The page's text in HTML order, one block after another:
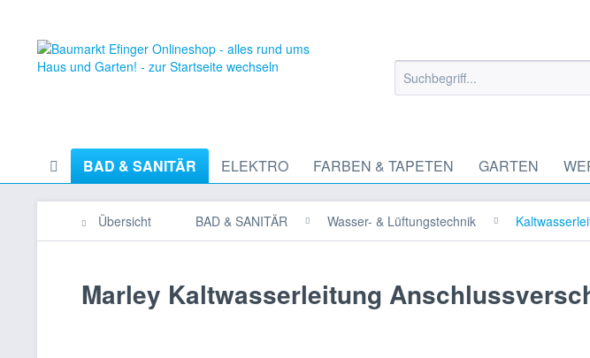
BAD & SANITÄR ELEKTRO FARBEN & TAPETEN GARTEN
Übersicht BAD & SANITÄR Wasser- & Lüftungstechnik
Marley Kaltwasserleitung